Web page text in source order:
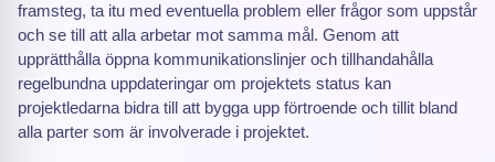
framsteg, ta itu med eventuella problem eller frågor som uppstår
och se till att alla arbetar mot samma mål. Genom att
upprätthålla öppna kommunikationslinjer och tillhandahålla
regelbundna uppdateringar om projektets status kan
projektledarna bidra till att bygga upp förtroende och tillit bland
alla parter som är involverade i projektet.